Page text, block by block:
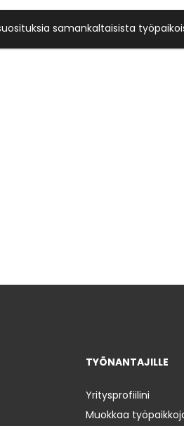
samankaltaisista
TYÖNANTAJILLE
Yritysprofiilini
Muokkaa